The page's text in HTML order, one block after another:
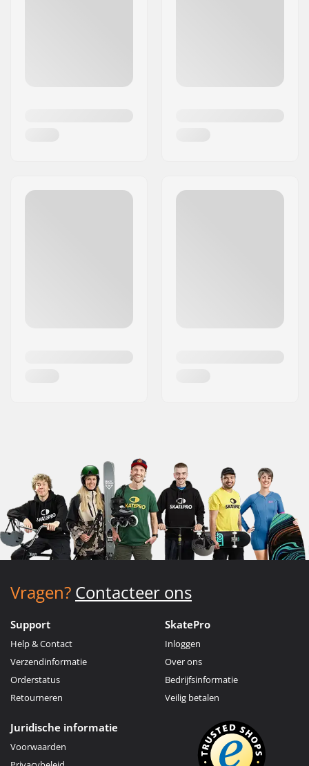
Vragen? Contacteer ons
Support
Help & Contact
Verzendinformatie
Orderstatus
Retourneren
SkatePro
Inloggen
Over ons
Bedrijfsinformatie
Veilig betalen
Juridische informatie
Voorwaarden